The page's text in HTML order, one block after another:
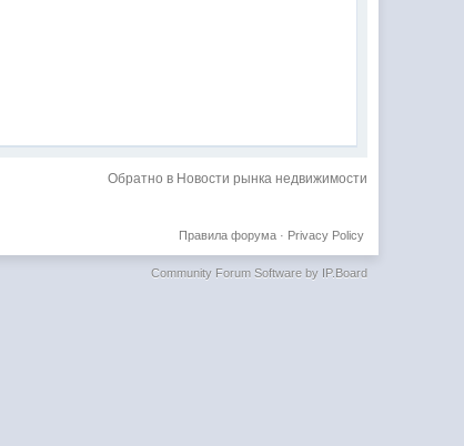
Обратно в Новости рынка недвижимости
Privacy Policy
Правила форума·
Community Forum Software by IP.Board